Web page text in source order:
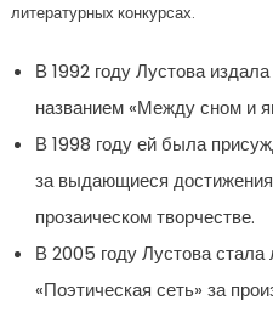
литературных конкурсах.
В 1992 году Лустова
названием «Между сном и
В 1998 году ей была
за выдающиеся
прозаическом творчестве.
В 2005 году Лустова
«Поэтическая сеть» за